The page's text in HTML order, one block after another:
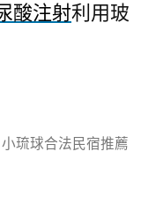
酸注射利用玻
分
小琉球合法民宿推薦